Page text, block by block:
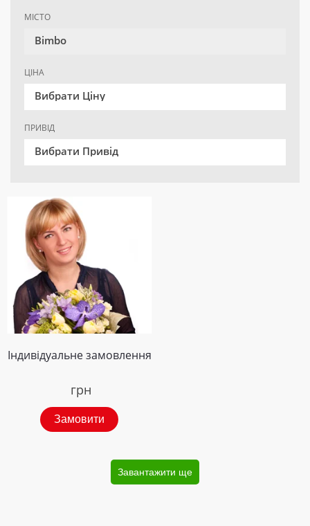
МІСТО
Bimbo
ЦІНА
Вибрати Ціну
ПРИВІД
Вибрати Привід
Індивідуальне замовлення
грн
Замовити
Завантажити ще